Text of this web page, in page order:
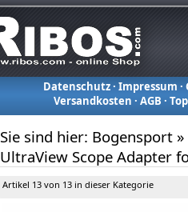
Datenschutz· Impressum ·
Versandkosten ·AGB ·
Sie sind hier: Bogensport »
UltraView Scope Adapter
Artikel 13 von 13 in dieser Kategorie